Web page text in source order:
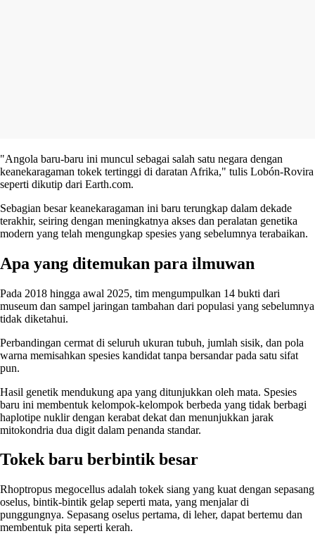
"Angola baru-baru ini muncul sebagai salah satu negara dengan
keanekaragaman tokek tertinggi di daratan Afrika," tulis Lobón-Rovira
seperti dikutip dari Earth.com.
Sebagian besar keanekaragaman ini baru terungkap dalam dekade
terakhir, seiring dengan meningkatnya akses dan peralatan genetika
modern yang telah mengungkap spesies yang sebelumnya terabaikan.
Apa yang ditemukan para ilmuwan
Pada 2018 hingga awal 2025, tim mengumpulkan 14 bukti dari
museum dan sampel jaringan tambahan dari populasi yang sebelumnya
tidak diketahui.
Perbandingan cermat di seluruh ukuran tubuh, jumlah sisik, dan pola
warna memisahkan spesies kandidat tanpa bersandar pada satu sifat
pun.
Hasil genetik mendukung apa yang ditunjukkan oleh mata. Spesies
baru ini membentuk kelompok-kelompok berbeda yang tidak berbagi
haplotipe nuklir dengan kerabat dekat dan menunjukkan jarak
mitokondria dua digit dalam penanda standar.
Tokek baru berbintik besar
Rhoptropus megocellus adalah tokek siang yang kuat dengan sepasang
oselus, bintik-bintik gelap seperti mata, yang menjalar di
punggungnya. Sepasang oselus pertama, di leher, dapat bertemu dan
membentuk pita seperti kerah.